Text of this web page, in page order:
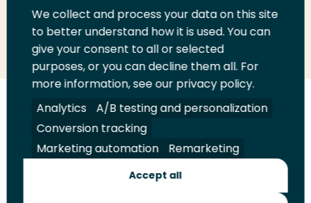
Deel
LinkedIn
Deel
op
Twitter
Deel
op
Facebook
Email
deze
pagina
Print
deze
pagina
Volg
ons
op
LinkedIn
Volg
ons
op
Facebook
Volg
ons
op
YouTube
Volg
ons
op
Instagram
Juridisch Security A-Z Index
Contact
We collect and process your data on this site
to better understand how it is used. You can
give your consent to all or selected
purposes, or you can decline them all. For
more information, see our privacy policy.
Analytics
A/B testing and personalization
Conversion tracking
Marketing automation
Remarketing
Accept all